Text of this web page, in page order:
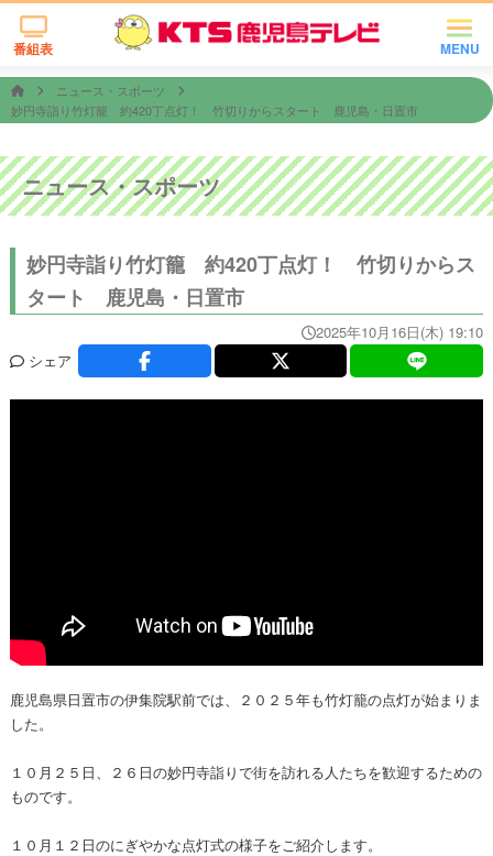
MENU
番組表
ニュース・スポーツ
妙円寺詣り竹灯籠 約420丁点灯！ 竹切りからスタート 鹿児島・日置市
ニュース・スポーツ
妙円寺詣り竹灯籠 約420丁点灯！ 竹切りからス
タート 鹿児島・日置市
2025年10月16日(木) 19:10
シェア
鹿児島県日置市の伊集院駅前では、２０２５年も竹灯籠の点灯が始まりま
した。
１０月２５日、２６日の妙円寺詣りで街を訪れる人たちを歓迎するための
ものです。
１０月１２日のにぎやかな点灯式の様子をご紹介します。